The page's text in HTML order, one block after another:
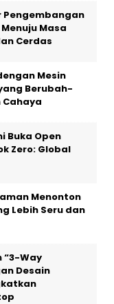
Pengembangan
Masa
Cerdas
Mesin
Berubah-
Buka Open
Zero: Global
Menonton
Lebih Seru dan
“3-Way
Desain